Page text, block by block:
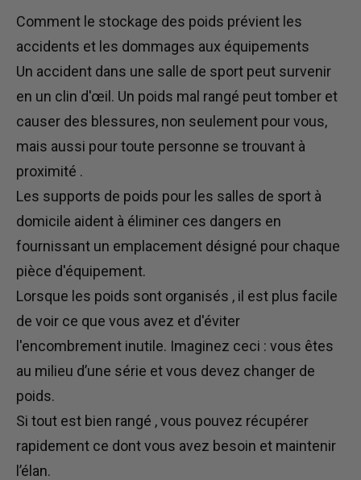
Comment le stockage des poids prévient les
accidents et les dommages aux équipements
Un accident dans une salle de sport peut survenir
en un clin d'œil. Un poids mal rangé peut tomber et
causer des blessures, non seulement pour vous,
mais aussi pour toute personne se trouvant à
proximité .
Les supports de poids pour les salles de sport à
domicile aident à éliminer ces dangers en
fournissant un emplacement désigné pour chaque
pièce d'équipement.
Lorsque les poids sont organisés , il est plus facile
de voir ce que vous avez et d'éviter
l'encombrement inutile. Imaginez ceci : vous êtes
au milieu d’une série etvous devez changer de
poids.
Si tout est bien rangé , vous pouvez récupérer
rapidement ce dont vous avez besoin et maintenir
l’élan.